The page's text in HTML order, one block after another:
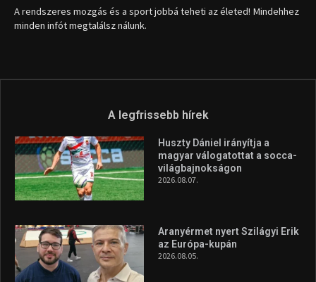
A rendszeres mozgás és a sport jobbá teheti az életed! Mindehhez
minden infót megtalálsz nálunk.
A legfrissebb hírek
Huszty Dániel irányítja a
magyar válogatottat a socca-
világbajnokságon
2026.08.07.
Aranyérmet nyert Szilágyi Erik
az Európa-kupán
2026.08.05.